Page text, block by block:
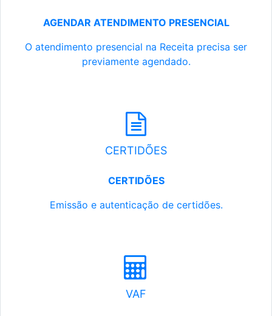
AGENDAR ATENDIMENTO PRESENCIAL
O atendimento presencial na Receita precisa ser
previamente agendado.
CERTIDÕES
CERTIDÕES
Emissão e autenticação de certidões.
VAF